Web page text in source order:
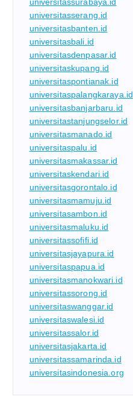
universitasserang.id
universitasbanten.id
universitasbali.id
universitasdenpasar.id
universitaskupang.id
universitaspontianak.id
universitaspalangkaraya.id
universitasbanjarbaru.id
universitastanjungselor.id
universitasmanado.id
universitaspalu.id
universitasmakassar.id
universitaskendari.id
universitasgorontalo.id
universitasmamuju.id
universitasambon.id
universitasmaluku.id
universitassofifi.id
universitasjayapura.id
universitaspapua.id
universitasmanokwari.id
universitassorong.id
universitaswanggar.id
universitaswalesi.id
universitassalor.id
universitasjakarta.id
universitassamarinda.id
universitasindonesia.org